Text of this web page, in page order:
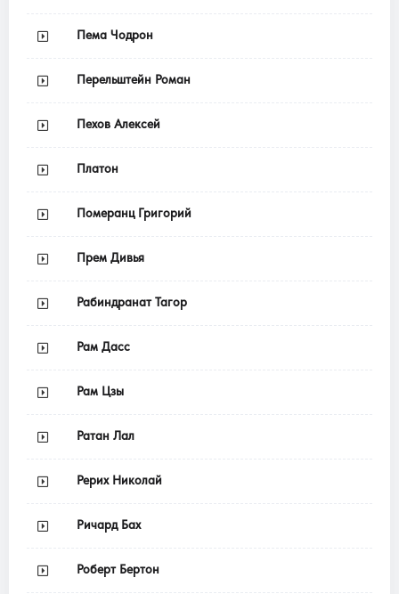
Пема Чодрон
Перельштейн Роман
Пехов Алексей
Платон
Померанц Григорий
Прем Дивья
Рабиндранат Тагор
Рам Дасс
Рам Цзы
Ратан Лал
Рерих Николай
Ричард Бах
Роберт Бертон